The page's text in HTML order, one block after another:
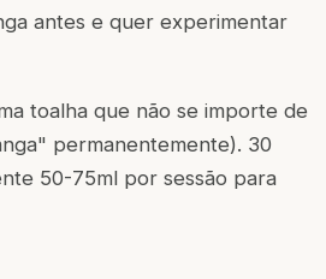
antes e quer experimentar
toalha que não se importe de
permanentemente). 30
50-75ml por sessão para